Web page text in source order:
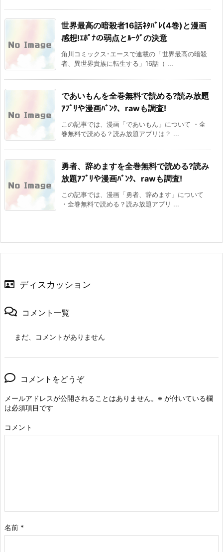
世界最高の暗殺者16話ﾈﾀﾊﾞﾚ(4巻)と漫画
感想!ｴﾎﾟﾅの弱点とﾙｰｸﾞの決意
角川コミックス･エースで連載の「世界最高の暗殺
者、異世界貴族に転生する」16話（ ...
であいもんを全巻無料で読める?読み放題
ｱﾌﾟﾘや漫画ﾊﾞﾝｸ、rawも調査!
この記事では、漫画「であいもん」について ・全
巻無料で読める？読み放題アプリは？ ...
勇者、辞めますを全巻無料で読める?読み
放題ｱﾌﾟﾘや漫画ﾊﾞﾝｸ、rawも調査!
この記事では、漫画「勇者、辞めます」について
・全巻無料で読める？読み放題アプリ ...
ディスカッション
コメント一覧
まだ、コメントがありません
コメントをどうぞ
メールアドレスが公開されることはありません。 ※ が付いている欄
は必須項目です
コメント
名前 *